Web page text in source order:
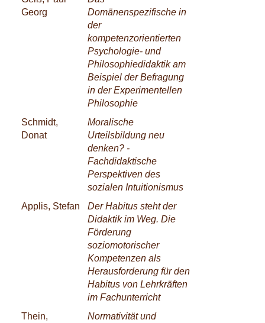
Georg
Domänenspezifische in
der
kompetenzorientierten
Psychologie- und
Philosophiedidaktik am
Beispiel der Befragung
in der Experimentellen
Philosophie
Schmidt,
Donat
Moralische
Urteilsbildung neu
denken? -
Fachdidaktische
Perspektiven des
sozialen Intuitionismus
Applis, Stefan
Der Habitus steht der
Didaktik im Weg. Die
Förderung
soziomotorischer
Kompetenzen als
Herausforderung für den
Habitus von Lehrkräften
im Fachunterricht
Thein,
Normativität und